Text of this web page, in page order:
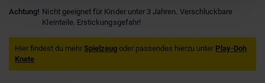
Achtung! Nicht geeignet für Kinder unter 3 Jahren. Verschluckbare
Kleinteile. Erstickungsgefahr!
Hier findest du mehr Spielzeug oder passendes hierzu unter Play-Doh
Knete